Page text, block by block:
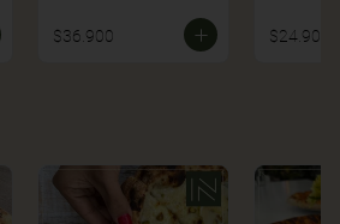
$36.900 $24.900